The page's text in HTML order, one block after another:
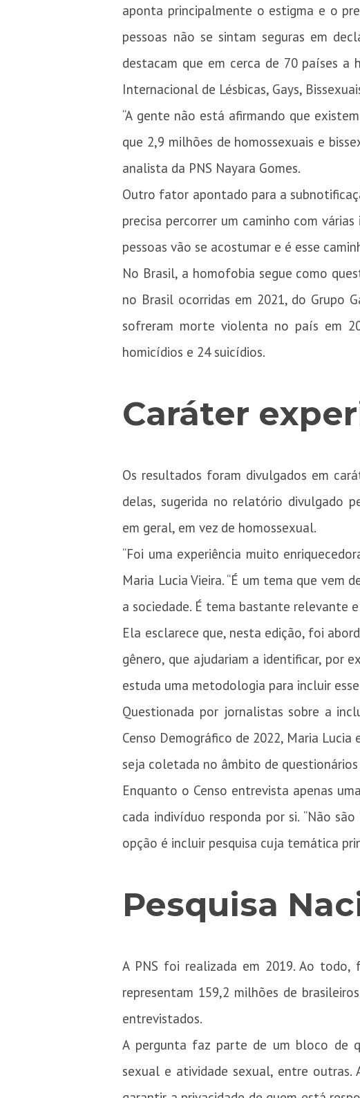
aponta principalmente o estigma e o
pessoas não se sintam seguras em
destacam que em cerca de 70 países a
Internacional de Lésbicas, Gays,
“A gente não está afirmando que
que 2,9 milhões de homossexuais e
analista da PNS Nayara Gomes.
Outro fator apontado para a
precisa percorrer um caminho com
pessoas vão se acostumar e é esse
No Brasil, a homofobia segue como
no Brasil ocorridas em 2021, do Grupo
sofreram morte violenta no país em
homicídios e 24 suicídios.
Caráter
Os resultados foram divulgados em cará
delas, sugerida no relatório divulgado
em geral, em vez de homossexual.
“Foi uma experiência muito
Maria Lucia Vieira. “É um tema que
a sociedade. É tema bastante relevante
Ela esclarece que, nesta edição, foi
gênero, que ajudariam a identificar, por
estuda uma metodologia para incluir
Questionada por jornalistas sobre a
Censo Demográfico de 2022, Maria
seja coletada no âmbito de
Enquanto o Censo entrevista apenas
cada indivíduo responda por si. “Não
opção é incluir pesquisa cuja temática
Pesquisa
A PNS foi realizada em 2019. Ao todo,
representam 159,2 milhões de
entrevistados.
A pergunta faz parte de um bloco de
sexual e atividade sexual, entre outras.